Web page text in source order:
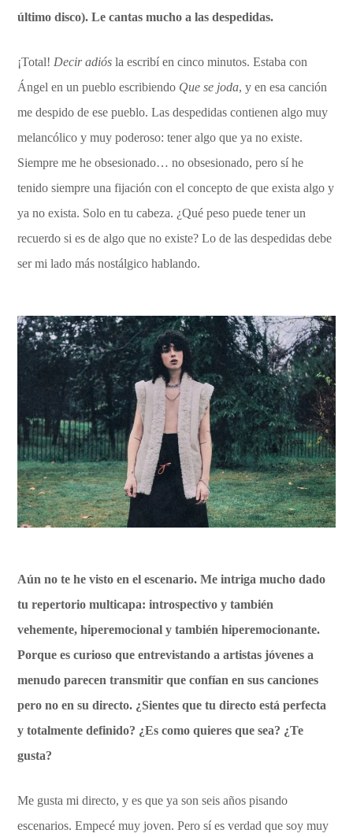
último disco). Le cantas mucho a las despedidas.
¡Total! Decir adiósla escribí en cinco minutos. Estaba con
Ángel en un pueblo escribiendo Que se joda, y en esa canción
me despido de ese pueblo. Las despedidas contienen algo muy
melancólico y muy poderoso: tener algo que ya no existe.
Siempre me he obsesionado… no obsesionado, pero sí he
tenido siempre una fijación con el concepto de que exista algo y
ya no exista. Solo en tu cabeza. ¿Qué peso puede tener un
recuerdo si es de algo que no existe? Lo de las despedidas debe
ser mi lado más nostálgico hablando.
Aún no te he visto en el escenario. Me intriga mucho dado
tu repertorio multicapa: introspectivo y también
vehemente, hiperemocional y también hiperemocionante.
Porque es curioso que entrevistando a artistas jóvenes a
menudo parecen transmitir que confían en sus canciones
pero no en su directo. ¿Sientes que tu directo está perfecta
y totalmente definido? ¿Es como quieres que sea? ¿Te
gusta?
Me gusta mi directo, y es que ya son seis años pisando
escenarios. Empecé muy joven. Pero sí es verdad que soy muy